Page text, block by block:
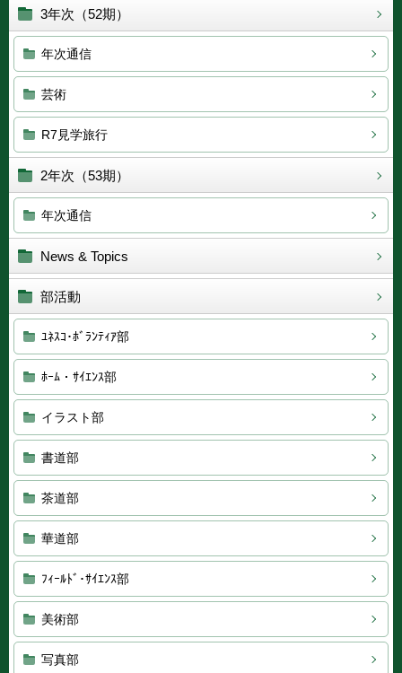
3年次（52期）
年次通信
芸術
R7見学旅行
2年次（53期）
年次通信
News & Topics
部活動
ﾕﾈｽｺ･ﾎﾞﾗﾝﾃｨｱ部
ﾎｰﾑ・ｻｲｴﾝｽ部
イラスト部
書道部
茶道部
華道部
ﾌｨｰﾙﾄﾞ･ｻｲｴﾝｽ部
美術部
写真部